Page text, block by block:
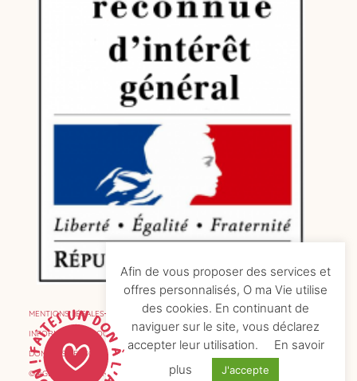
MENTIONS LÉGALES
INFORMATIONS COOKIES
DONNÉES PERSONNELLES
© AGENCE DE COMMUNICATION
Afin de vous proposer des services et
offres personnalisés, O ma Vie utilise
des cookies. En continuant de
naviguer sur le site, vous déclarez
accepter leur utilisation.
En savoir
plus
J'accepte